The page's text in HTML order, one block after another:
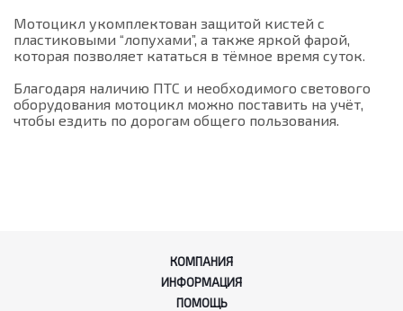
Мотоцикл укомплектован защитой кистей с
пластиковыми “лопухами”, а также яркой фарой,
которая позволяет кататься в тёмное время суток.
Благодаря наличию ПТС и необходимого светового
оборудования мотоцикл можно поставить на учёт,
чтобы ездить по дорогам общего пользования.
КОМПАНИЯ
ИНФОРМАЦИЯ
ПОМОЩЬ